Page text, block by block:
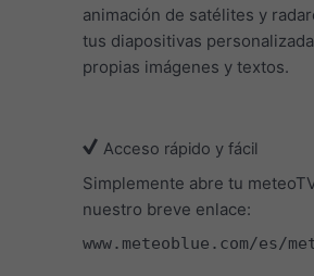
animación de satélites y
tus diapositivas
propias imágenes y textos.
Acceso rápido y fácil
Simplemente abre tu
nuestro breve enlace:
www.meteoblue.com/es/